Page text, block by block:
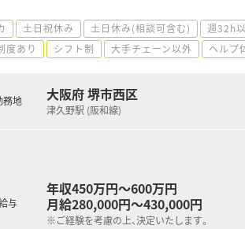
土日祝休み 土日休み(相談可含む) 週32h
度あり
シフト制 大手チェーン以外 ヘルプ
務地 大阪府 堺市西区
津久野駅 (阪和線)
与
年収450万円～600万円
月給280,000円～430,000円
※ご経験を考慮の上、決定いたします。